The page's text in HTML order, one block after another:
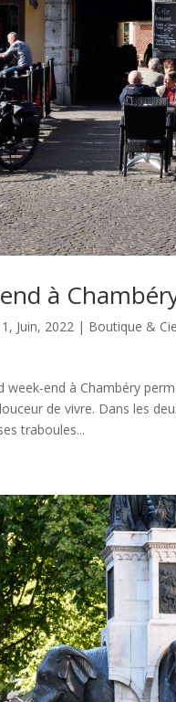
à
Juin, 2022 | Boutique & Cie
week-end à Chambéry
de vivre. Dans les
traboules...